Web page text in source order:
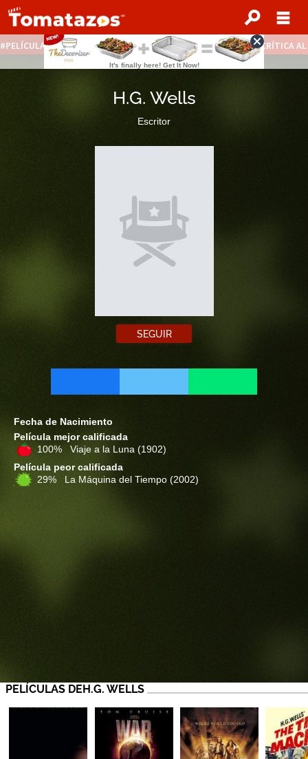
PELÍCULAS STREAMING GRATIS NOTICIAS DESTACADAS CRÍTICA
H.G. Wells
Escritor
SEGUIR
Fecha de Nacimiento
Película mejor calificada
100% Viaje a la Luna (1902)
Película peor calificada
29% La Máquina del Tiempo (2002)
PELÍCULAS DEH.G. WELLS